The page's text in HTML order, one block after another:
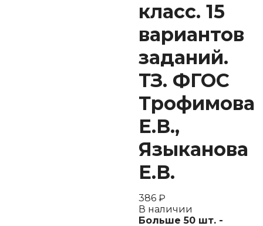
класс. 15
вариантов
заданий.
ТЗ. ФГОС
Трофимова
Е.В.,
Языканова
Е.В.
386 ₽
В наличии
Больше 50 шт. -